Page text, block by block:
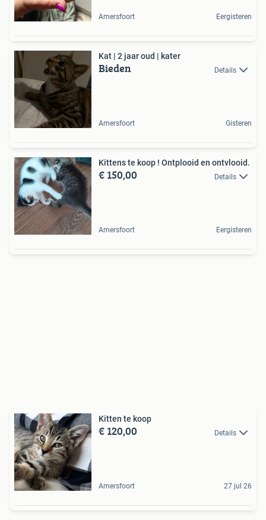
Amersfoort Eergisteren
Kat | 2 jaar oud | kater
Bieden Details
Amersfoort Gisteren
Kittens te koop ! Ontplooid en ontvlooid.
€ 150,00 Details
Amersfoort Eergisteren
Kitten te koop
€ 120,00 Details
Amersfoort 27 jul 26